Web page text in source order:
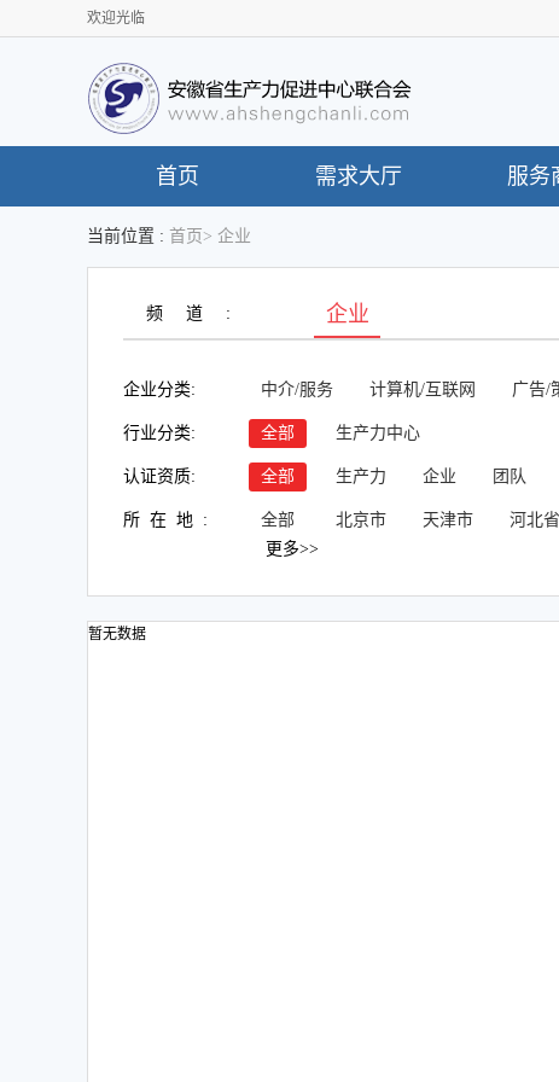
欢迎光临
首页 需求大厅 服务
当前位置 : 首页 > 企业
频道: 企业
企业分类: 中介/服务 计算机/互联网 广告/
行业分类: 全部 生产力中心
认证资质: 全部 生产力 企业 团队
所在地: 全部 北京市 天津市 河北省
更多>>
暂无数据